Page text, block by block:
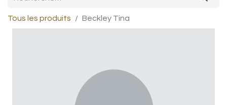
Tous les produits Beckley Tina